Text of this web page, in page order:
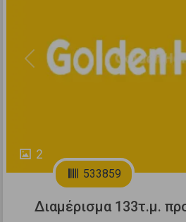
2
Previous
533859
Διαμέρισμα 133τ.μ.